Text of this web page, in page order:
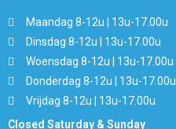
Maandag 8-12u | 13u-17.00u
Dinsdag 8-12u | 13u-17.00u
Woensdag 8-12u | 13u-17.00u
Donderdag 8-12u | 13u-17.00u
Vrijdag 8-12u | 13u-17.00u
Closed Saturday & Sunday